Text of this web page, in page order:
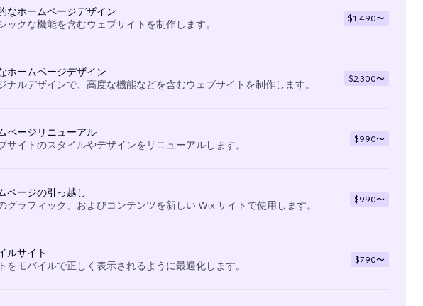
through
what
なホームページデザイン
ックな機能を含むウェブサイトを制作します。
$1,490〜
ホームページデザイン
ナルデザインで、高度な機能などを含むウェブサイトを制作します。
$2,300〜
ページリニューアル
サイトのスタイルやデザインをリニューアルします。
$990〜
ページの引っ越し
グラフィック、およびコンテンツを新しい Wix サイトで使用します。
$990〜
ルサイト
をモバイルで正しく表示されるように最適化します。
$790〜